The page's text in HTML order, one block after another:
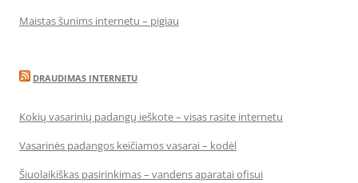
Maistas šunims internetu – pigiau
DRAUDIMAS INTERNETU
Kokių vasarinių padangų ieškote – visas rasite internetu
Vasarinės padangos keičiamos vasarai – kodėl
Šiuolaikiškas pasirinkimas – vandens aparatai ofisui